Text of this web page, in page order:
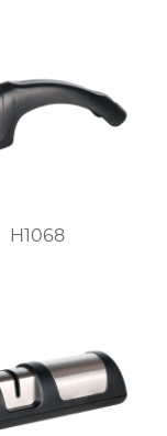
H1068